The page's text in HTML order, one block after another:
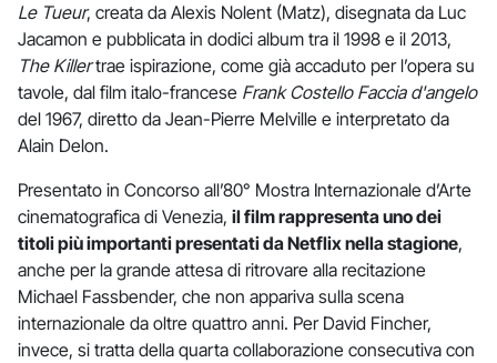
Le Tueur, creata da Alexis Nolent (Matz), disegnata da Luc
Jacamon e pubblicata in dodici album tra il 1998 e il 2013,
The Killertrae ispirazione, come già accaduto per l’opera su
tavole, dal film italo-francese Frank Costello Faccia d'angelo
del 1967, diretto da Jean-Pierre Melville e interpretato da
Alain Delon.
Presentato in Concorso all’80° Mostra Internazionale d’Arte
cinematografica di Venezia, il film rappresenta uno dei
titoli più importanti presentati da Netflix nella stagione,
anche per la grande attesa di ritrovare alla recitazione
Michael Fassbender, che non appariva sulla scena
internazionale da oltre quattro anni. Per David Fincher,
invece, si tratta della quarta collaborazione consecutiva con